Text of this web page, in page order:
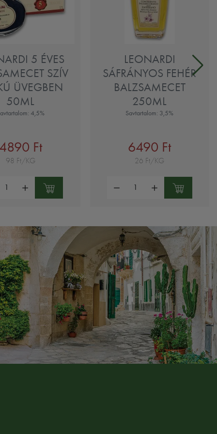
5 ÉVES
SZÍV
ÜVEGBEN
50ML
4,5%
Ft
98 Ft/KG
LEONARDI
SÁFRÁNYOS FEHÉR
BALZSAMECET
250ML
Savtartalom: 3,5%
6490 Ft
26 Ft/KG